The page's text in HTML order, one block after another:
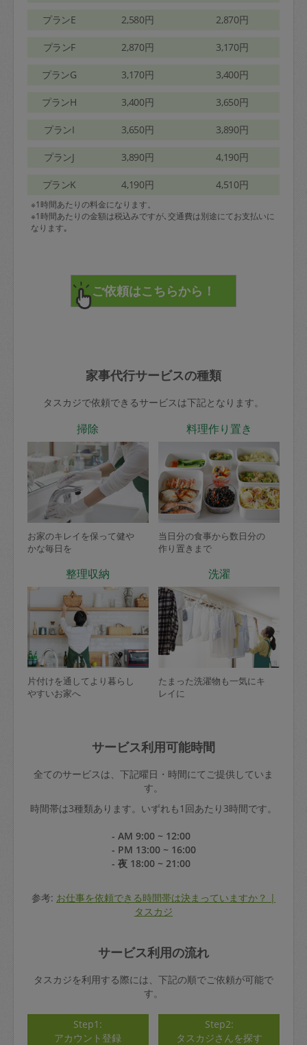
プランE 2,580円 2,870円
プランF 2,870円 3,170円
プランG 3,170円 3,400円
プランH 3,400円 3,650円
プランI 3,650円 3,890円
プランJ 3,890円 4,190円
プランK 4,190円 4,510円
※1時間あたりの料金になります。
※1時間あたりの金額は税込みですが､交通費は別途にてお支払いに
なります｡
家事代行サービスの種類
タスカジで依頼できるサービスは下記となります。
掃除
お家のキレイを保って健や
かな毎日を
料理作り置き
当日分の食事から数日分の
作り置きまで
整理収納
片付けを通してより暮らし
やすいお家へ
洗濯
たまった洗濯物も一気にキ
レイに
サービス利用可能時間
全てのサービスは、下記曜日・時間にてご提供していま
す。
時間帯は3種類あります。いずれも1回あたり3時間です。
- AM 9:00 ~ 12:00
- PM 13:00 ~ 16:00
- 夜 18:00 ~ 21:00
参考: お仕事を依頼できる時間帯は決まっていますか？ |
タスカジ
サービス利用の流れ
タスカジを利用する際には、下記の順でご依頼が可能で
す。
Step1:
アカウント登録
Step2:
タスカジさんを探す